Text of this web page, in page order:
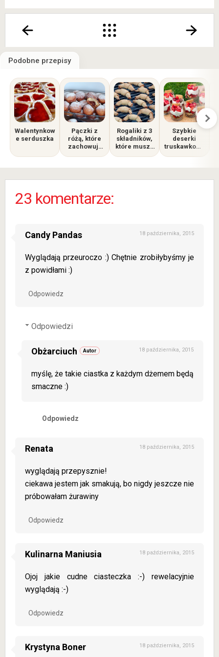
Podobne przepisy
Walentynkow
e serduszka
Pączki z
różą, które
zachowują
na dłużej
Rogaliki z 3
składników,
które muszę
zostały na
Szybkie
deserki
truskawkowe
23 komentarze:
Candy Pandas 18 października, 2015
Wyglądają przeuroczo :) Chętnie zrobiłybyśmy je
z powidłami :)
Odpowiedz
Odpowiedzi
Obżarciuch 18 października, 2015
myślę, że takie ciastka z każdym dżemem będą
smaczne :)
Odpowiedz
Renata 18 października, 2015
wyglądają przepysznie!
ciekawa jestem jak smakują, bo nigdy jeszcze nie
próbowałam żurawiny
Odpowiedz
Kulinarna Maniusia 18 października, 2015
Ojoj jakie cudne ciasteczka :-) rewelacyjnie
wyglądają :-)
Odpowiedz
Krystyna Boner 18 października, 2015